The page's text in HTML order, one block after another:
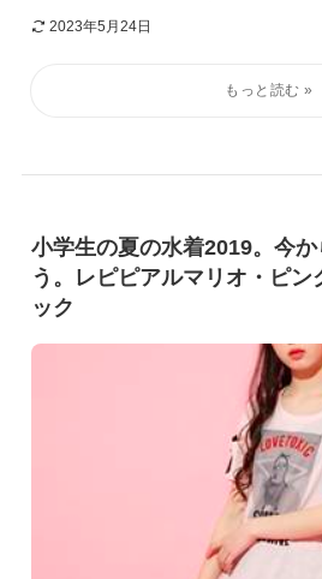
2023年5月24日
小学生の夏の水着2019。今
う。レピピアルマリオ・ピ
ック